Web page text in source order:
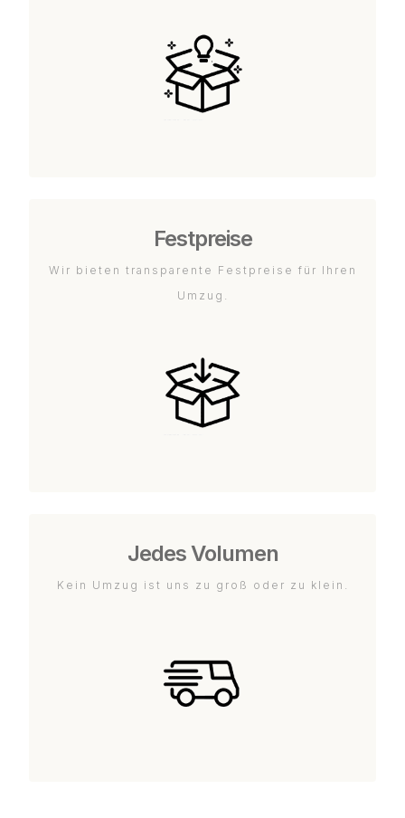
Festpreise
Wir bieten transparente Festpreise für Ihren
Umzug.
Jedes Volumen
Kein Umzug ist uns zu groß oder zu klein.